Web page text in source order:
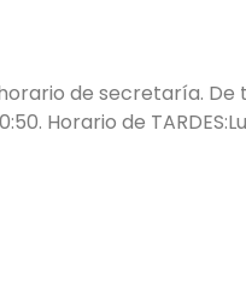
de secretaría.
Horario de